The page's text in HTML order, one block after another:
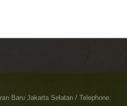
Baru Jakarta Selatan / Telephone: